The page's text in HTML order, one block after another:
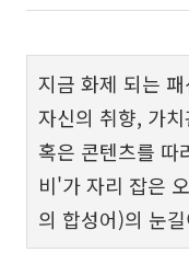
지금 화제 되는
자신의 취향, 가
혹은 콘텐츠를
비'가 자리 잡은
의 합성어)의 눈